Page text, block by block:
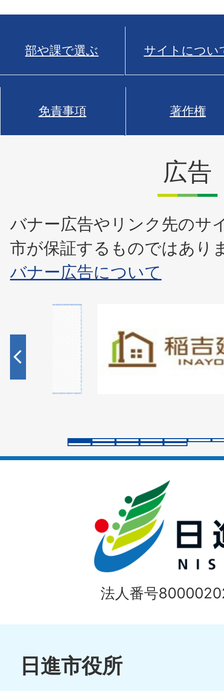
部や課で選ぶ サイトについ
免責事項 著作権
広告
バナー広告やリンク先のサ
市が保証するものではあり
バナー広告について
枚
目
ラ
イ
法人番号
日進市役所